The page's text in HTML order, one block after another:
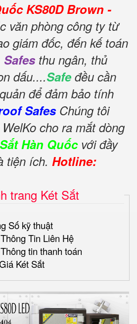
KS80D Brown -
văn phòng công ty từ
giám đốc, đến kế toán
Safes thu ngân, thủ
dấu....Safeđều cần
để đảm bảo tính
SafesChúng tôi
cho ra mắt dòng
Hàn Quốcvới đầy
tiện ích. Hotline:
trang Két Sắt
Số kỹ thuật
Tin Liên Hệ
tin thanh toán
Két Sắt